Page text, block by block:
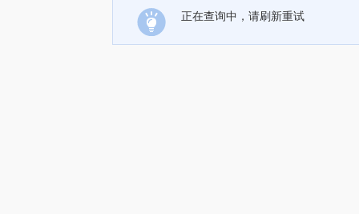
正在查询中，请刷新重试